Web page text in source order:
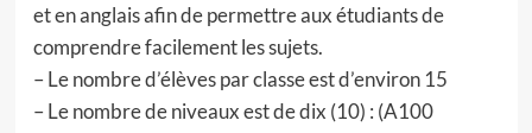
et en anglais afin de permettre aux étudiants de
comprendre facilement les sujets.
– Le nombre d’élèves par classe est d’environ 15
– Le nombre de niveaux est de dix (10) : (A100